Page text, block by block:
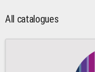
All catalogues